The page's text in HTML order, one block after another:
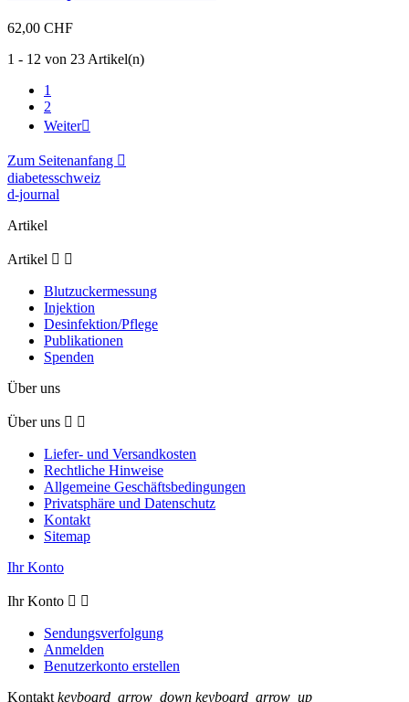
62,00 CHF
1 - 12 von 23 Artikel(n)
1
2
Weiter
Zum Seitenanfang 
diabetesschweiz
d-journal
Artikel
Artikel  
Blutzuckermessung
Injektion
Desinfektion/Pflege
Publikationen
Spenden
Über uns
Über uns  
Liefer- und Versandkosten
Rechtliche Hinweise
Allgemeine Geschäftsbedingungen
Privatsphäre und Datenschutz
Kontakt
Sitemap
Ihr Konto
Ihr Konto  
Sendungsverfolgung
Anmelden
Benutzerkonto erstellen
Kontakt keyboard_arrow_down keyboard_arrow_up